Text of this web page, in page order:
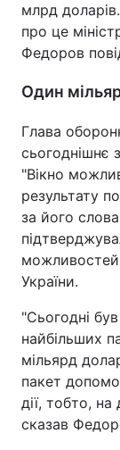
млрд
про це
Федоров
Один
Глава
сьогоднішнє
"Вікно
результату
за його
України.
"Сьогодні
найбільших
мільярд
пакет
дії, тобто,
сказав